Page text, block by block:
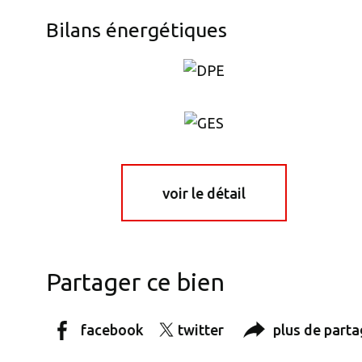
Bilans énergétiques
voir le détail
Partager ce bien
facebook twitter plus de